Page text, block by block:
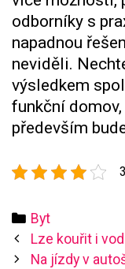
odborníky s
napadnou
neviděli.
výsledkem
funkční
především
Categories
Byt
Post
navigation
Lze kouřit i
Na jízdy v